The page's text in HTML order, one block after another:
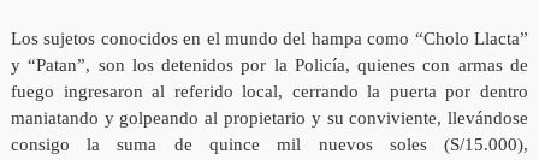
Los sujetos conocidos en el mundo del hampa como “Cholo Llacta”
y “Patan”, son los detenidos por la Policía, quienes con armas de
fuego ingresaron al referido local, cerrando la puerta por dentro
maniatando y golpeando al propietario y su conviviente, llevándose
consigo la suma de quince mil nuevos soles (S/15.000),